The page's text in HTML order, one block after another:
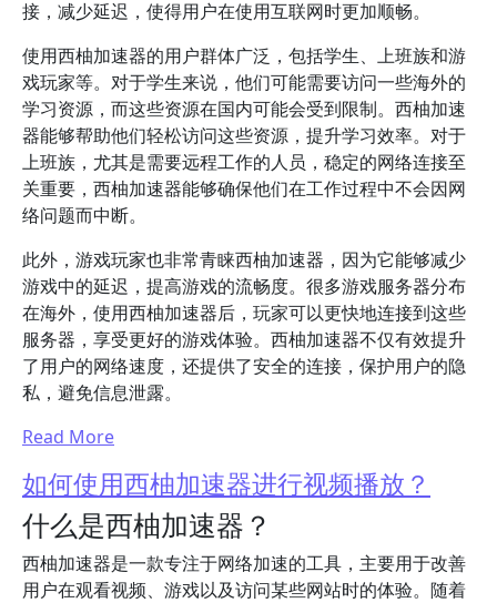
接，减少延迟，使得用户在使用互联网时更加顺畅。
使用西柚加速器的用户群体广泛，包括学生、上班族和游
戏玩家等。对于学生来说，他们可能需要访问一些海外的
学习资源，而这些资源在国内可能会受到限制。西柚加速
器能够帮助他们轻松访问这些资源，提升学习效率。对于
上班族，尤其是需要远程工作的人员，稳定的网络连接至
关重要，西柚加速器能够确保他们在工作过程中不会因网
络问题而中断。
此外，游戏玩家也非常青睐西柚加速器，因为它能够减少
游戏中的延迟，提高游戏的流畅度。很多游戏服务器分布
在海外，使用西柚加速器后，玩家可以更快地连接到这些
服务器，享受更好的游戏体验。西柚加速器不仅有效提升
了用户的网络速度，还提供了安全的连接，保护用户的隐
私，避免信息泄露。
Read More
如何使用西柚加速器进行视频播放？
什么是西柚加速器？
西柚加速器是一款专注于网络加速的工具，主要用于改善
用户在观看视频、游戏以及访问某些网站时的体验。随着